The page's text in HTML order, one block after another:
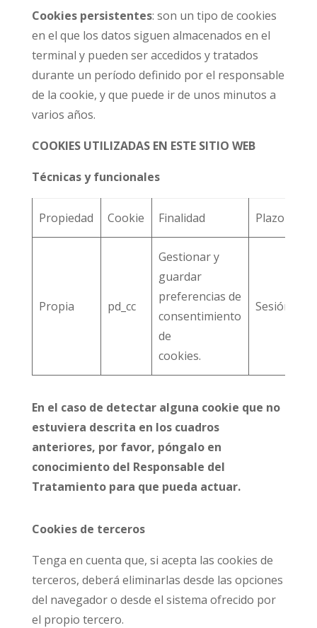
Cookies persistentes: son un tipo de cookies
en el que los datos siguen almacenados en el
terminal y pueden ser accedidos y tratados
durante un período definido por el responsable
de la cookie, y que puede ir de unos minutos a
varios años.
COOKIES UTILIZADAS EN ESTE SITIO WEB
Técnicas y funcionales
Propiedad Cookie Finalidad Plazo
Propia pd_cc
Gestionar y
guardar
preferencias de
consentimiento
de
cookies.
Sesión
En el caso de detectar alguna cookie que no
estuviera descrita en los cuadros
anteriores, por favor, póngalo en
conocimiento del Responsable del
Tratamiento para que pueda actuar.
Cookies de terceros
Tenga en cuenta que, si acepta las cookies de
terceros, deberá eliminarlas desde las opciones
del navegador o desde el sistema ofrecido por
el propio tercero.